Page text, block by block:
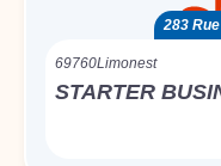
283
69760Limonest
STARTER